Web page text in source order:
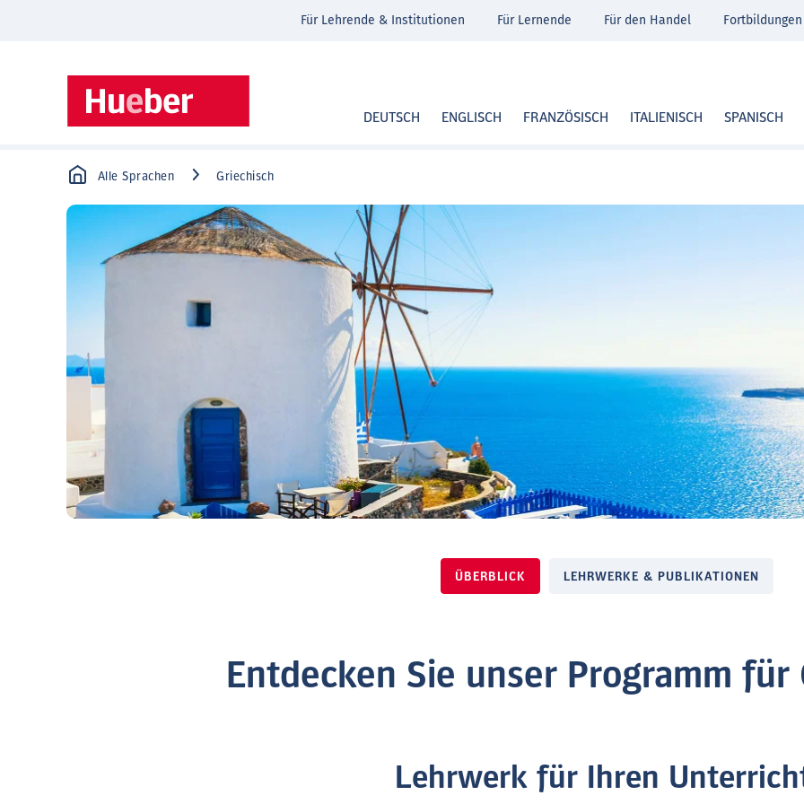
DEUTSCH ENGLISCH FRANZÖSISCH ITALIENISCH SPANISCH
Für Lehrende & Institutionen Für Lernende Für den Handel Fortbildungen
Alle Sprachen Griechisch
ÜBERBLICK LEHRWERKE & PUBLIKATIONEN
Entdecken Sie unser Programm für
Lehrwerk für Ihren